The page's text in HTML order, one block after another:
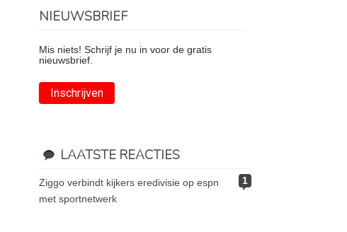
NIEUWSBRIEF
Mis niets! Schrijf je nu in voor de gratis
nieuwsbrief.
Inschrijven
LAATSTE REACTIES
1
ziggo verbindt kijkers eredivisie op espn
met sportnetwerk